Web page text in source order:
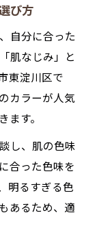
るポイン
ラー提案も
を解説
髪対策
ンス周期の
の頻度と
び方
自分に合った
肌なじみ」と
東淀川区で
カラーが人気
ます。
し、肌の色味
合った色味を
明るすぎる色
あるため、適